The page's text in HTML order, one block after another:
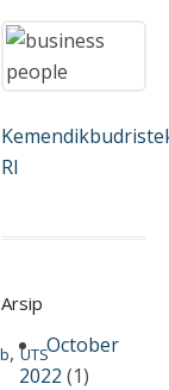
, UTS
RI
Arsip
October
2022 (1)